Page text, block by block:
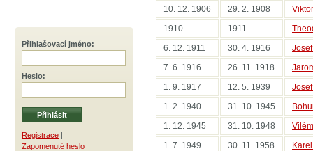
Přihlašovací jméno:
Heslo:
Registrace |
Zapomenuté heslo
10. 12. 1906
29. 2. 1908
1910
1911
6. 12. 1911
30. 4. 1916
7. 6. 1916
26. 11. 1918
1. 9. 1917
12. 5. 1939
1. 2. 1940
31. 10. 1945
1. 12. 1945
31. 10. 1948
1. 7. 1949
30. 11. 1958